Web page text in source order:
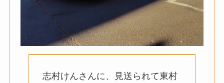
志村けんさんに、見送られて東村